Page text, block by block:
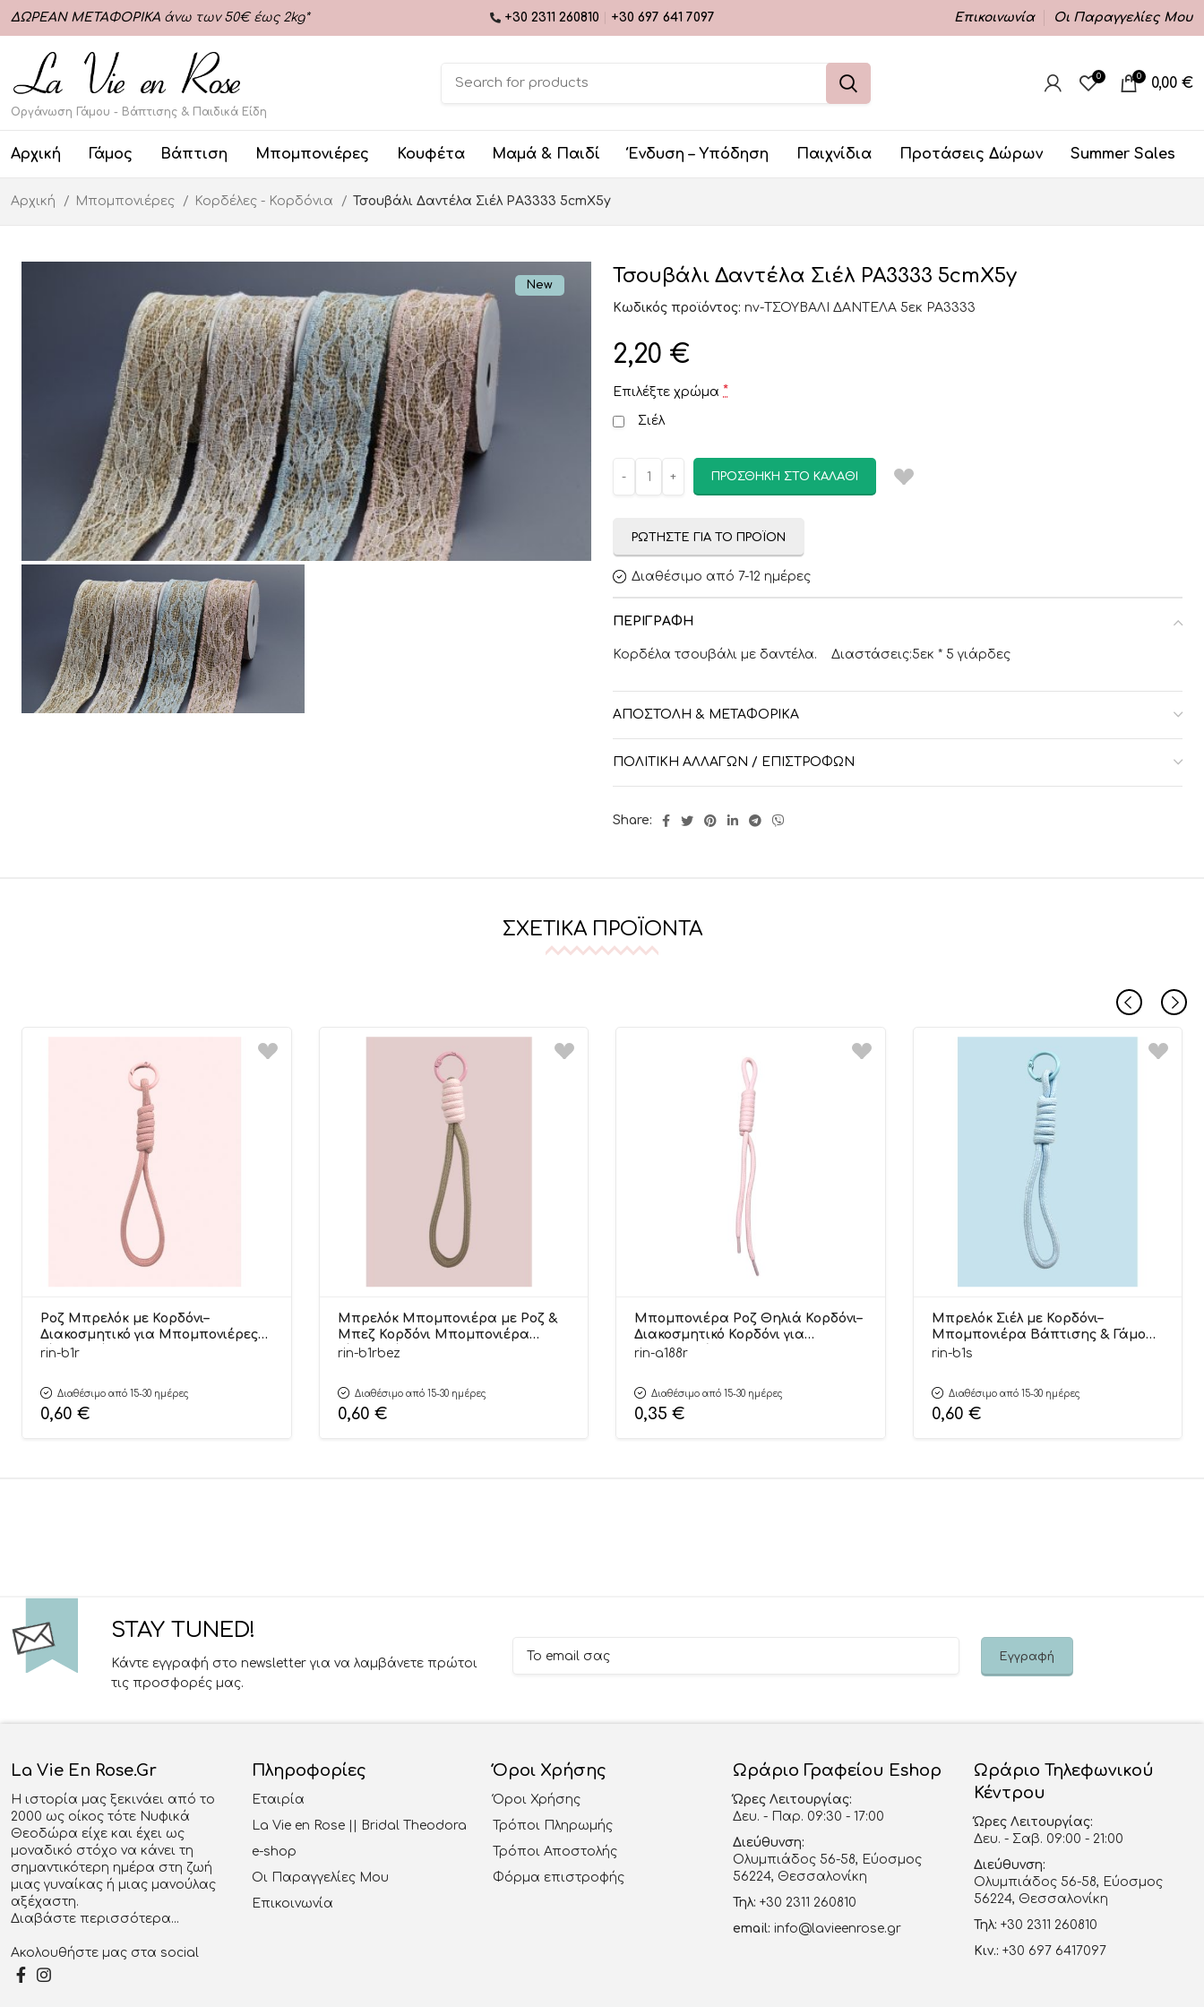
ΔΩΡΕΑΝ ΜΕΤΑΦΟΡΙΚΑ άνω των 50€ έως 2kg* +30 2311 260810 +30 697 641 7097 Επικοινωνία Οι Παραγγελίες Μου
Οργάνωση Γάμου - Βάπτισης & Παιδικά Είδη
0 0 0,00 €
Αρχική Γάμος Βάπτιση Μπομπονιέρες Κουφέτα Μαμά & Παιδί Ένδυση – Υπόδηση Παιχνίδια Προτάσεις Δώρων Summer Sales
Αρχική Μπομπονιέρες Κορδέλες - Κορδόνια Τσουβάλι Δαντέλα Σιέλ ΡΑ3333 5cmX5y
New Τσουβάλι Δαντέλα Σιέλ ΡΑ3333 5cmX5y
Κωδικός προϊόντος: nv-ΤΣΟΥΒΑΛΙ ΔΑΝΤΕΛΑ 5εκ ΡΑ3333
2,20 €
Επιλέξτε χρώμα *
Σιέλ
ΠΡΟΣΘΉΚΗ ΣΤΟ ΚΑΛΆΘΙ
ΡΩΤΉΣΤΕ ΓΙΑ ΤΟ ΠΡΟΪΌΝ
Διαθέσιμο από 7-12 ημέρες
ΠΕΡΙΓΡΑΦΉ
Κορδέλα τσουβάλι με δαντέλα. Διαστάσεις:5εκ * 5 γιάρδες
ΑΠΟΣΤΟΛΉ & ΜΕΤΑΦΟΡΙΚΆ
ΠΟΛΙΤΙΚΉ ΑΛΛΑΓΏΝ / ΕΠΙΣΤΡΟΦΏΝ
Share:
ΣΧΕΤΙΚΆ ΠΡΟΪΌΝΤΑ
Ροζ Μπρελόκ με Κορδόνι–
Διακοσμητικό για Μπομπονιέρες
Γάμου, Βάπτισης 15cm | ΜΠ1Ρ
rin-b1r
Διαθέσιμο από 15-30 ημέρες
0,60 €
Μπρελόκ Μπομπονιέρα με Ροζ &
Μπεζ Κορδόνι Μπομπονιέρα
Γάμου Βάπτισης 15cm |
rin-b1rbez
Διαθέσιμο από 15-30 ημέρες
0,60 €
Μπομπονιέρα Ροζ Θηλιά Κορδόνι–
Διακοσμητικό Κορδόνι για
Μπομπονιέρες 23cm | Α188Ρ
rin-a188r
Διαθέσιμο από 15-30 ημέρες
0,35 €
Μπρελόκ Σιέλ με Κορδόνι–
Μπομπονιέρα Βάπτισης & Γάμου
15cm | ΜΠ1Σ Riniotis
rin-b1s
Διαθέσιμο από 15-30 ημέρες
0,60 €
STAY TUNED!
Κάντε εγγραφή στο newsletter για να λαμβάνετε πρώτοι
τις προσφορές μας.
La Vie En Rose.gr
Η ιστορία μας ξεκινάει από το
2000 ως οίκος τότε Νυφικά
Θεοδώρα είχε και έχει ως
μοναδικό στόχο να κάνει τη
σημαντικότερη ημέρα στη ζωή
μιας γυναίκας ή μιας μανούλας
αξέχαστη.
Διαβάστε περισσότερα...
Ακολουθήστε μας στα social
Πληροφορίες
Εταιρία
La Vie en Rose || Bridal Theodora
e-shop
Οι Παραγγελίες Μου
Επικοινωνία
Όροι Χρήσης
Όροι Χρήσης
Τρόποι Πληρωμής
Τρόποι Αποστολής
Φόρμα επιστροφής
Ωράριο Γραφείου Eshop
Ώρες Λειτουργίας:
Δευ. - Παρ. 09:30 - 17:00
Διεύθυνση:
Ολυμπιάδος 56-58, Εύοσμος
56224, Θεσσαλονίκη
Τηλ: +30 2311 260810
email: info@lavieenrose.gr
Ωράριο Τηλεφωνικού
Κέντρου
Ώρες Λειτουργίας:
Δευ. - Σαβ. 09:00 - 21:00
Διεύθυνση:
Ολυμπιάδος 56-58, Εύοσμος
56224, Θεσσαλονίκη
Τηλ: +30 2311 260810
Κιν.: +30 697 6417097